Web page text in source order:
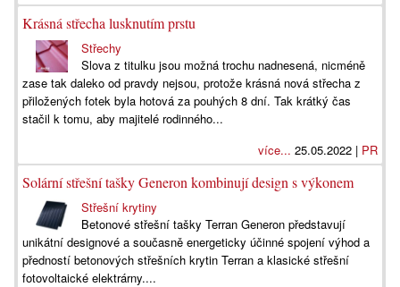
Krásná střecha lusknutím prstu
Střechy
Slova z titulku jsou možná trochu nadnesená, nicméně
zase tak daleko od pravdy nejsou, protože krásná nová střecha z
přiložených fotek byla hotová za pouhých 8 dní. Tak krátký čas
stačil k tomu, aby majitelé rodinného...
více... 25.05.2022 | PR
Solární střešní tašky Generon kombinují design s výkonem
Střešní krytiny
Betonové střešní tašky Terran Generon představují
unikátní designové a současně energeticky účinné spojení výhod a
předností betonových střešních krytin Terran a klasické střešní
fotovoltaické elektrárny....